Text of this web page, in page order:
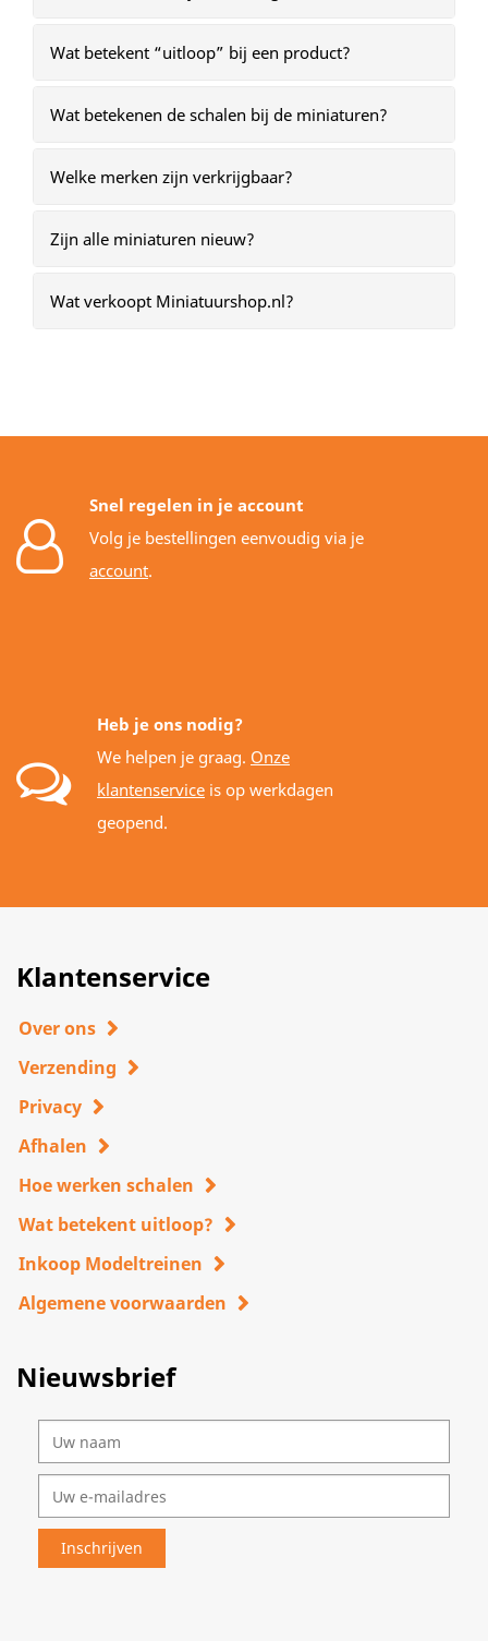
Wat betekent “uitloop” bij een product?
Wat betekenen de schalen bij de miniaturen?
Welke merken zijn verkrijgbaar?
Zijn alle miniaturen nieuw?
Wat verkoopt Miniatuurshop.nl?
Snel regelen in je account
Volg je bestellingen eenvoudig via je
account.
Heb je ons nodig?
We helpen je graag. Onze
klantenservice is op werkdagen
geopend.
Klantenservice
Over ons
Verzending
Privacy
Afhalen
Hoe werken schalen
Wat betekent uitloop?
Inkoop Modeltreinen
Algemene voorwaarden
Nieuwsbrief